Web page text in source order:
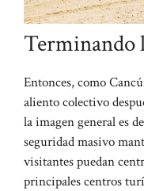
Terminando
Entonces, como
aliento colectivo
la imagen general es
seguridad masivo
visitantes puedan
principales centros